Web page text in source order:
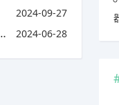
2024-09-27
2024-06-28